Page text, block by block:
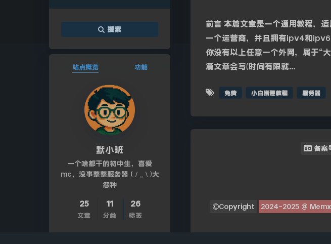
搜索
站点概览 功能
默小班
一个啥都干的初中生，喜爱
mc，没事整整服务器 (／_＼)大
怨种
25
文章
11
分类
26
标签
前言 本篇文章是一个通用教程，
一个运营商，并且拥有ipv4和ipv6
你没有以上任意一个外网，属于“
篇文章会写(时间有限就…
免费 小白搭建教程 服务器
备案
Copyright 2024-2025 @